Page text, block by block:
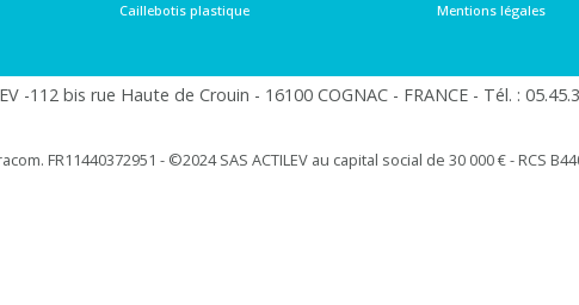
Caillebotis plastique
Mentions légales
-112 bis rue Haute de Crouin - 16100 COGNAC - FRANCE - Tél. :
FR11440372951 - ©2024 SAS ACTILEV au capital social de 30 000 € - RCS